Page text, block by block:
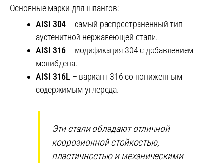
Основные марки для шлангов:
AISI 304 – самый распространенный тип
аустенитной нержавеющей стали.
AISI 316 – модификация 304 с добавлением
молибдена.
AISI 316L – вариант 316 со пониженным
содержимым углерода.
Эти стали обладают отличной
коррозионной стойкостью,
пластичностью и механическими